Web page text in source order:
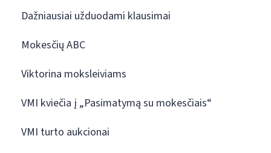
Dažniausiai užduodami klausimai
Mokesčių ABC
Viktorina moksleiviams
VMI kviečia į „Pasimatymą su mokesčiais“
VMI turto aukcionai